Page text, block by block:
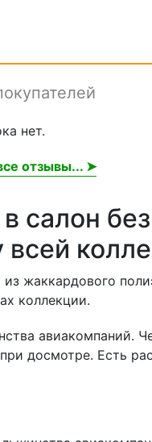
нет.
отзывы... ➤
салон
всей
жаккардового
коллекции.
авиакомпаний.
досмотре. Есть